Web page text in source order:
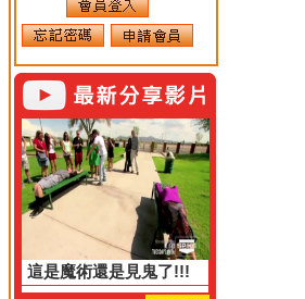
這是魔術還是見鬼了!!!